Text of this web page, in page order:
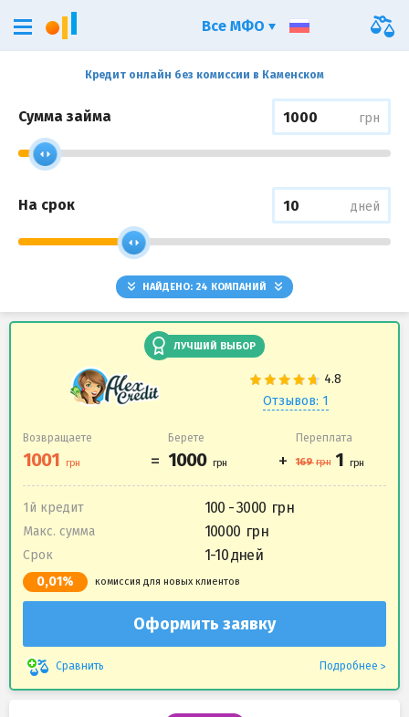
Кредит онлайн без комиссии в Каменском
Сумма займа грн
На срок дней
НАЙДЕНО: 24 КОМПАНИЙ
ЛУЧШИЙ ВЫБОР
Отзывов: 1
Возвращаете Берете Переплата
1й кредит 100 - 3000
Макс. сумма 10000
Срок 1-10 дней
0,01% комиссия для новых клиентов
Оформить заявку
Сравнить Подробнее
Все МФО